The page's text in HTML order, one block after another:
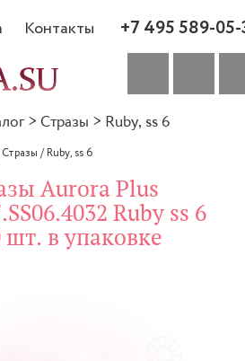
Контакты +7 495 589-
> Стразы > Ruby, ss 6
Стразы /Ruby, ss 6
Aurora Plus
Ruby ss 6
шт. в упаковке